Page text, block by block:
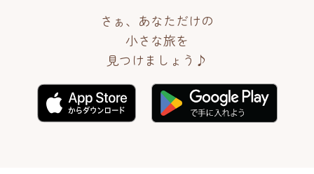
さぁ、あなただけの
小さな旅を
見つけましょう♪